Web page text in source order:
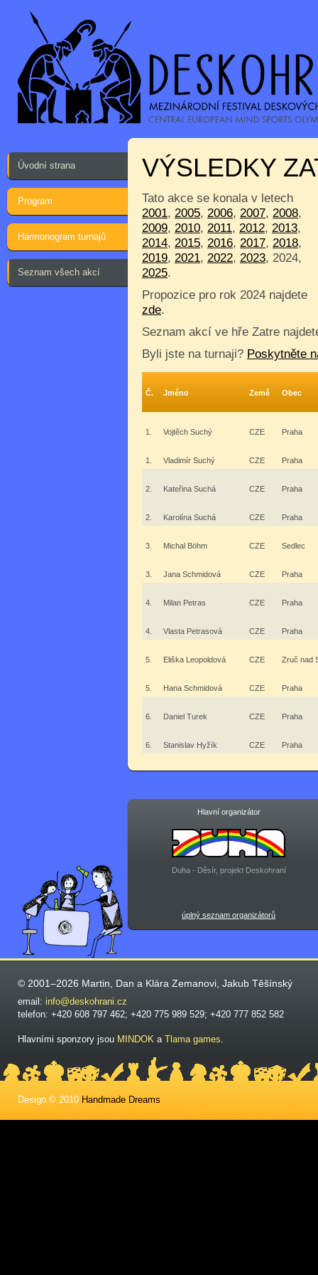
Úvodní strana
Program
Harmonogram turnajů
Seznam všech akcí
VÝSLEDKY
Tato akce se konala v letech
2001, 2005, 2006, 2007, 2008,
2009, 2010, 2011, 2012, 2013,
2014, 2015, 2016, 2017, 2018,
2019, 2021, 2022, 2023, 2024,
2025.
Propozice pro rok 2024 najdete
zde.
Seznam akcí ve hře Zatre
Byli jste na turnaji? Poskytněte
Č. Jméno Země Obec
1. Vojtěch Suchý CZE Praha
1. Vladimír Suchý CZE Praha
2. Kateřina Suchá CZE Praha
2. Karolína Suchá CZE Praha
3. Michal Böhm CZE Sedlec
3. Jana Schmidová CZE Praha
4. Milan Petras CZE Praha
4. Vlasta Petrasová CZE Praha
5. Eliška Leopoldová CZE Zruč nad
5. Hana Schmidová CZE Praha
6. Daniel Turek CZE Praha
6. Stanislav Hyžík CZE Praha
Hlavní organizátor
Duha - Děsír, projekt Deskohraní
úplný seznam organizátorů
© 2001–2026 Martin, Dan a Klára Zemanovi, Jakub Těšínský
email: info@deskohrani.cz
telefon: +420 608 797 462; +420 775 989 529; +420 777 852 582
Hlavními sponzory jsou MINDOK a Tlama games.
Design © 2010 Handmade Dreams